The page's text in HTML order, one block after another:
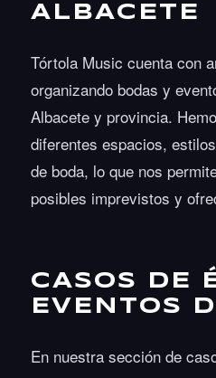
ALBACETE
Tórtola Music cuenta con
organizando bodas y
Albacete y provincia.
diferentes espacios,
de boda, lo que nos
posibles imprevistos y
CASOS DE
EVENTOS
En nuestra sección de